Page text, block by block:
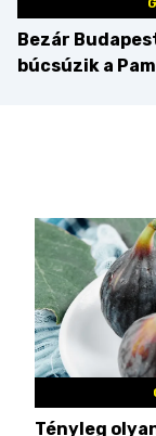
Bezár
búcsúzik a
Tényleg